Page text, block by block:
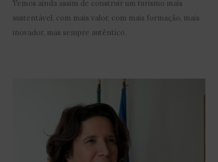
Temos ainda assim de construir um turismo mais
sustentável, com mais valor, com mais formação, mais
inovador, mas sempre autêntico.